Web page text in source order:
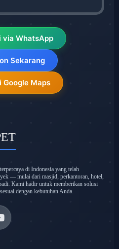
via WhatsApp
Sekarang
Google Maps
di Indonesia yang telah
— mulai dari masjid, perkantoran, hotel,
Kami hadir untuk memberikan solusi
dengan kebutuhan Anda.